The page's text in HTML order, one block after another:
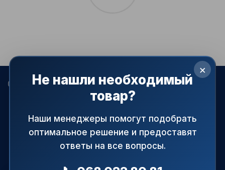
068 022-80-81 099 387-28-27
063 077-69-11
093 971-98-73
Контакты
Полная версия сайта
АРМАПРАЙМ — официальный поставщик
×
Не нашли необходимый
товар?
Наши менеджеры помогут подобрать
оптимальное решение и предоставят
ответы на все вопросы.